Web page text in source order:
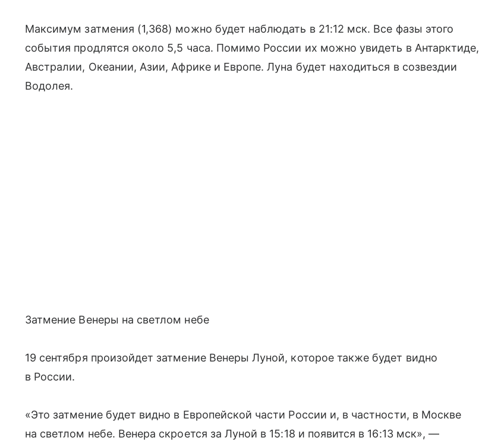
Максимум затмения (1,368) можно будет наблюдать в 21:12 мск. Все фазы этого
события продлятся около 5,5 часа. Помимо России их можно увидеть в Антарктиде,
Австралии, Океании, Азии, Африке и Европе. Луна будет находиться в созвездии
Водолея.
Затмение Венеры на светлом небе
19 сентября произойдет затмение Венеры Луной, которое также будет видно
в России.
«Это затмение будет видно в Европейской части России и, в частности, в Москве
на светлом небе. Венера скроется за Луной в 15:18 и появится в 16:13 мск», —